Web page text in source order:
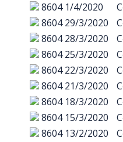
8604 1/4/2020
8604 29/3/2020
8604 28/3/2020
8604 25/3/2020
8604 22/3/2020
8604 21/3/2020
8604 18/3/2020
8604 15/3/2020
8604 13/2/2020